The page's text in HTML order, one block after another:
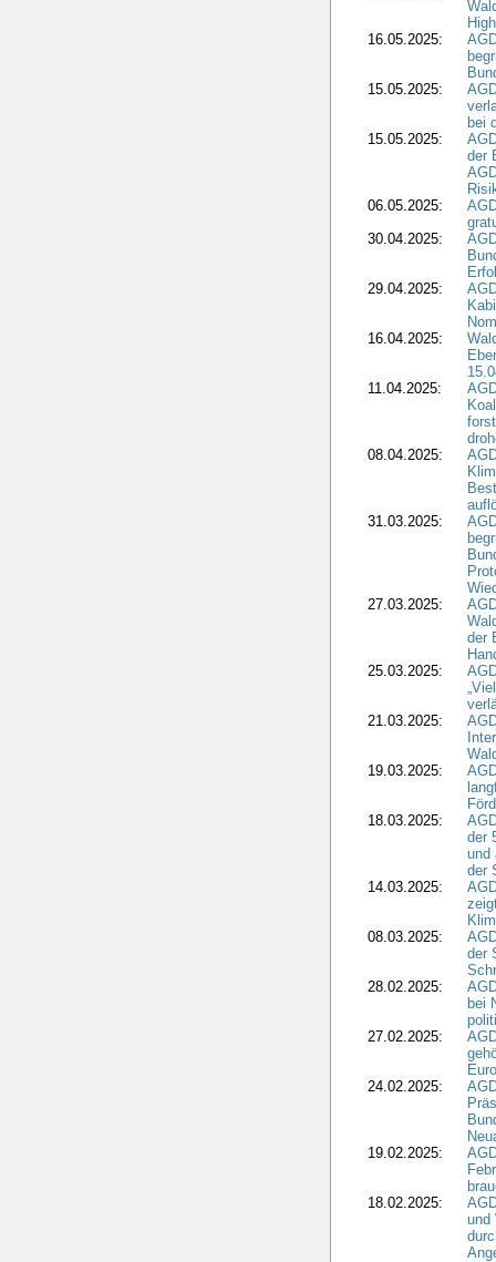
16.05.2025:
15.05.2025:
bei
15.05.2025:
der
06.05.2025:
30.04.2025:
29.04.2025:
16.04.2025:
11.04.2025:
08.04.2025:
31.03.2025:
27.03.2025:
der
25.03.2025:
21.03.2025:
19.03.2025:
18.03.2025:
der
und
der
14.03.2025:
08.03.2025:
der
28.02.2025:
bei
27.02.2025:
24.02.2025:
19.02.2025:
18.02.2025:
und